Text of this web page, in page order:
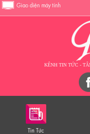
Giao diện máy tính
KÊNH TIN TỨC -
Tin Tức